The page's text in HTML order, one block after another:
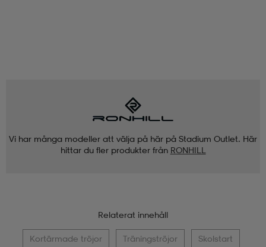
Vi har många modeller att välja på här på Stadium Outlet. Här
hittar du fler produkter från RONHILL
Relaterat innehåll
Kortärmade tröjor Träningströjor Skolstart